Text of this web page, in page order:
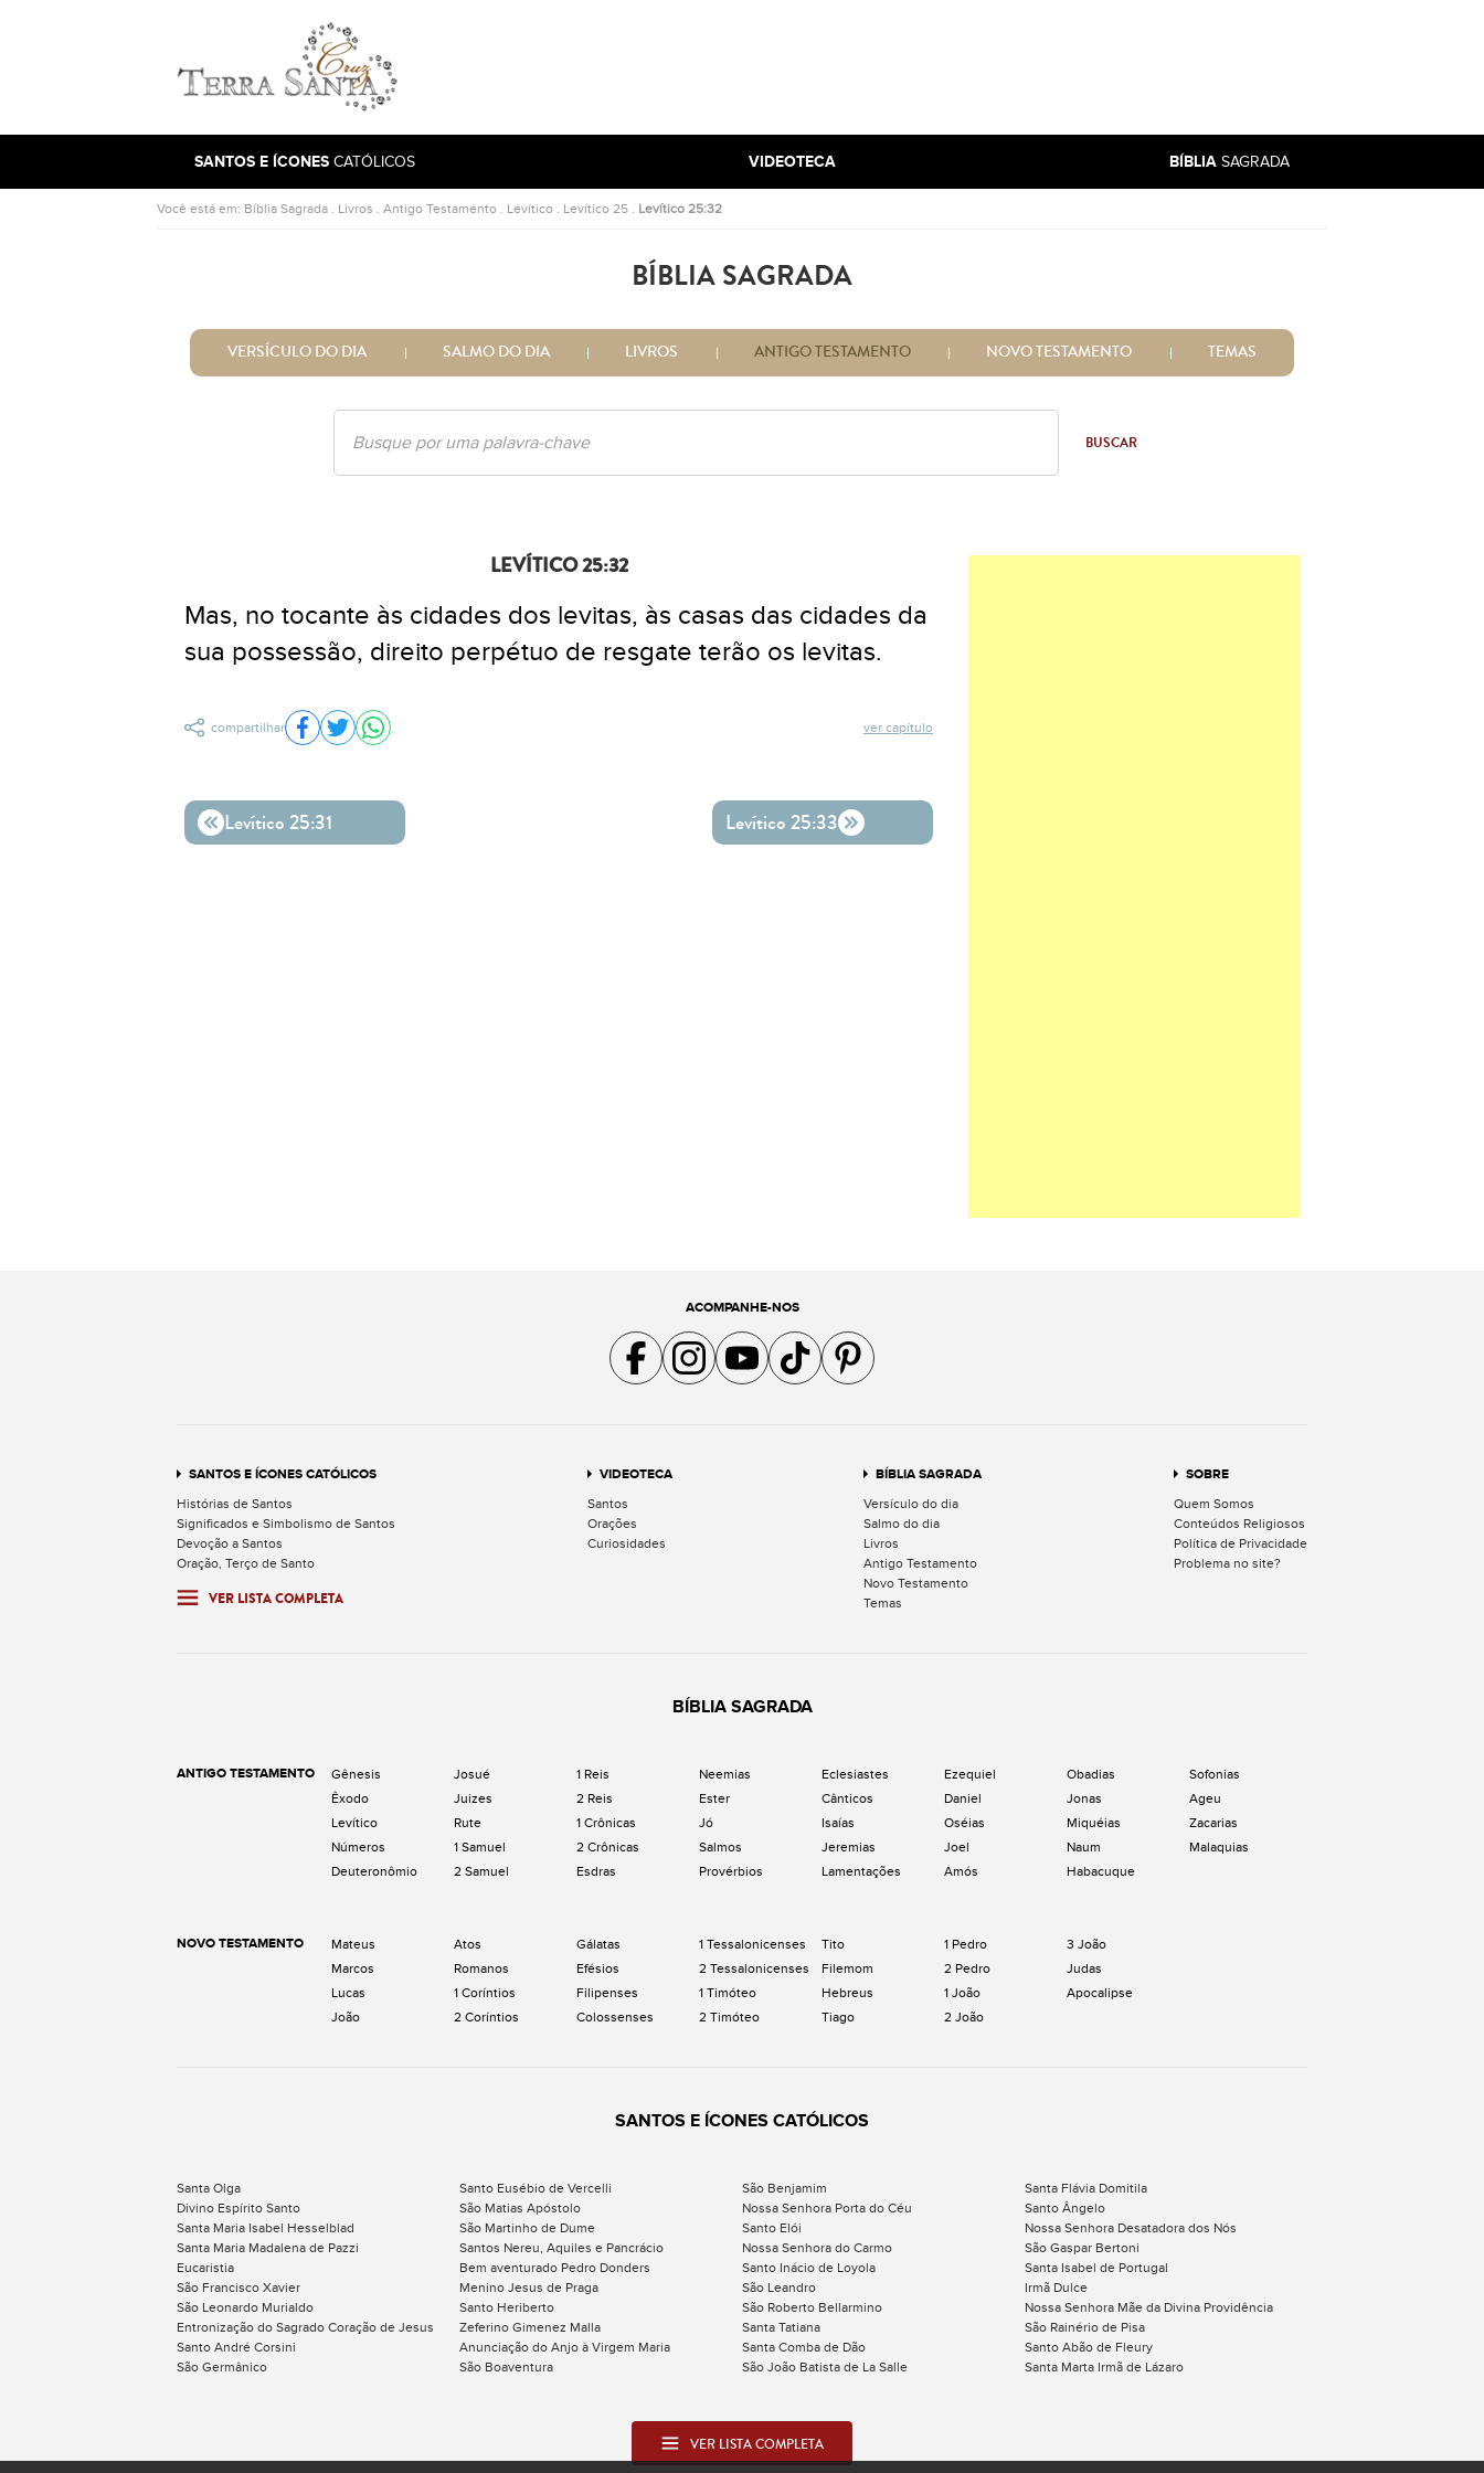
Ir para a página inicial
SANTOS E ÍCONES CATÓLICOS VIDEOTECA BÍBLIA SAGRADA
Você está em: Bíblia Sagrada . Livros . Antigo Testamento . Levítico . Levítico 25 . Levítico 25:32
BÍBLIA SAGRADA
VERSÍCULO DO DIA SALMO DO DIA LIVROS ANTIGO TESTAMENTO NOVO TESTAMENTO TEMAS
BUSCAR
LEVÍTICO 25:32
Mas, no tocante às cidades dos levitas, às casas das cidades da
sua possessão, direito perpétuo de resgate terão os levitas.
ver capítulo
compartilhar Compartilhar no Facebook
Compartilhar no Twitter
Compartilhar no WhatsApp
Levítico 25:31 Levítico 25:33
ACOMPANHE-NOS
Acompanhe a gente no Facebook
Acompanhe a gente no Instagram
Acompanhe a gente no YouTube
Acompanhe a gente no TikTok
Acompanhe a gente no Pinterest
SANTOS E ÍCONES CATÓLICOS
Histórias de Santos
Significados e Simbolismo de Santos
Devoção a Santos
Oração, Terço de Santo
VER LISTA COMPLETA
VIDEOTECA
Santos
Orações
Curiosidades
BÍBLIA SAGRADA
Versículo do dia
Salmo do dia
Livros
Antigo Testamento
Novo Testamento
Temas
SOBRE
Quem Somos
Conteúdos Religiosos
Política de Privacidade
Problema no site?
BÍBLIA SAGRADA
ANTIGO TESTAMENTO
Gênesis
Êxodo
Levítico
Números
Deuteronômio
Josué
Juizes
Rute
1 Samuel
2 Samuel
1 Reis
2 Reis
1 Crônicas
2 Crônicas
Esdras
Neemias
Ester
Jó
Salmos
Provérbios
Eclesiastes
Cânticos
Isaías
Jeremias
Lamentações
Ezequiel
Daniel
Oséias
Joel
Amós
Obadias
Jonas
Miquéias
Naum
Habacuque
Sofonias
Ageu
Zacarias
Malaquias
NOVO TESTAMENTO
Mateus
Marcos
Lucas
João
Atos
Romanos
1 Coríntios
2 Coríntios
Gálatas
Efésios
Filipenses
Colossenses
1 Tessalonicenses
2 Tessalonicenses
1 Timóteo
2 Timóteo
Tito
Filemom
Hebreus
Tiago
1 Pedro
2 Pedro
1 João
2 João
3 João
Judas
Apocalipse
SANTOS E ÍCONES CATÓLICOS
Santa Olga Santo Eusébio de Vercelli São Benjamim
Santa Flávia Domitila
Divino Espírito Santo
São Matias Apóstolo Nossa Senhora Porta do Céu
Santo Ângelo
Santa Maria Isabel Hesselblad
São Martinho de Dume Santo Elói
Nossa Senhora Desatadora dos Nós
Santa Maria Madalena de Pazzi
Santos Nereu, Aquiles e Pancrácio Nossa Senhora do Carmo
São Gaspar Bertoni
Eucaristia
Bem aventurado Pedro Donders Santo Inácio de Loyola
Santa Isabel de Portugal
São Francisco Xavier
Menino Jesus de Praga São Leandro
Irmã Dulce
São Leonardo Murialdo
Santo Heriberto São Roberto Bellarmino
Nossa Senhora Mãe da Divina Providência
Entronização do Sagrado Coração de Jesus
Zeferino Gimenez Malla Santa Tatiana
São Rainério de Pisa
Santo André Corsini
Anunciação do Anjo à Virgem Maria Santa Comba de Dão
Santo Abão de Fleury
São Germânico
São Boaventura São João Batista de La Salle Santa Marta Irmã de Lázaro
VER LISTA COMPLETA